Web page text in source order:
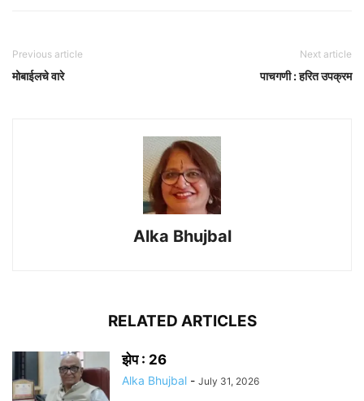
Previous article
मोबाईलचे वारे
Next article
पाचगणी : हरित उपक्रम
Alka Bhujbal
RELATED ARTICLES
झेप : 26
Alka Bhujbal - July 31, 2026